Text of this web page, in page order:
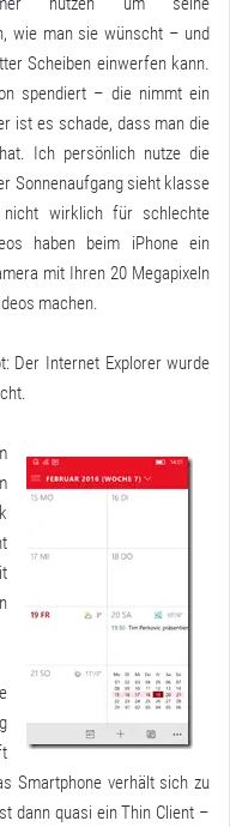
wie man sie wünscht – und
Scheiben einwerfen kann.
spendiert – die nimmt ein
ist es schade, dass man die
Ich persönlich nutze die
Sonnenaufgang sieht klasse
wirklich für schlechte
haben beim iPhone ein
mit Ihren 20 Megapixeln
machen.
Der Internet Explorer wurde
Smartphone verhält sich zu
dann quasi ein Thin Client –